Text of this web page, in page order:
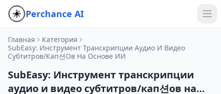
Perchance AI
Главная
Категория
SubEasy: Инструмент Транскрипции Аудио И Видео
Субтитров/кап션ов На Основе ИИ
SubEasy: Инструмент транскрипции
аудио и видео субтитров/кап션ов на